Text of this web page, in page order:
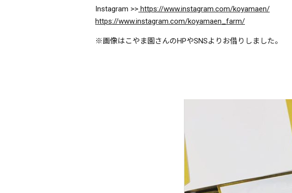
Instagram >> https://www.instagram.com/koyamaen/
https://www.instagram.com/koyamaen_farm/
※画像はこやま園さんのHPやSNSよりお借りしました。